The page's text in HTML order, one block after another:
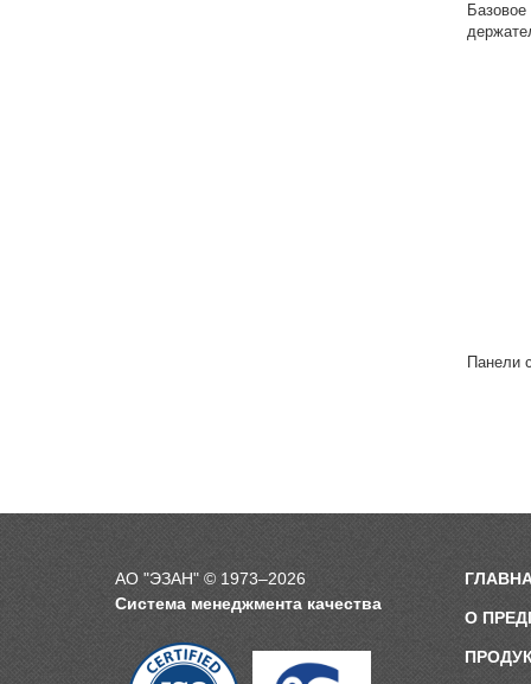
Панели
О
АО "ЭЗАН" © 1973–2026
Система менеджмента качества